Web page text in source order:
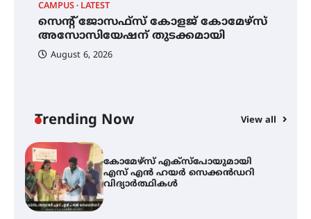
CAMPUS LATEST
സെന്റ് ജോസഫ്സ് കോളജ് കോമേഴ്‌സ്
അസോസിയേഷന് തുടക്കമായി
August 6, 2026
Trending Now View all
സെന്റ് ജോസഫ്സ് കോളജ്
കോമേഴ്‌സ് അസോസിയേഷന്
തുടക്കമായി
സർഗ്ഗസാഹിതി- കവിതാസംഗമം
2026 കവിതാ ചർച്ച കാട്ടൂർ, ടി. കെ.
ബാലൻ ഹാളിൽ 16ന്